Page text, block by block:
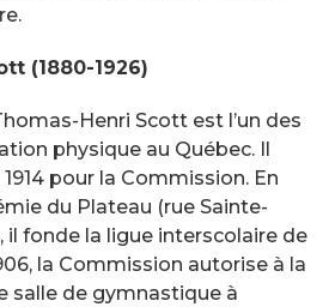
(1880-1926)
Henri Scott est l’un des
physique au Québec. Il
pour la Commission. En
du Plateau (rue Sainte-
il fonde la ligue interscolaire de
la Commission autorise à la
salle de gymnastique à